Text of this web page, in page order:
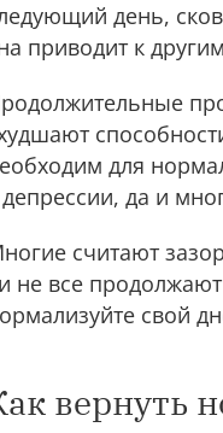
день,
приводит к
для
депрессии, да и
считают
не все
свой
вернуть